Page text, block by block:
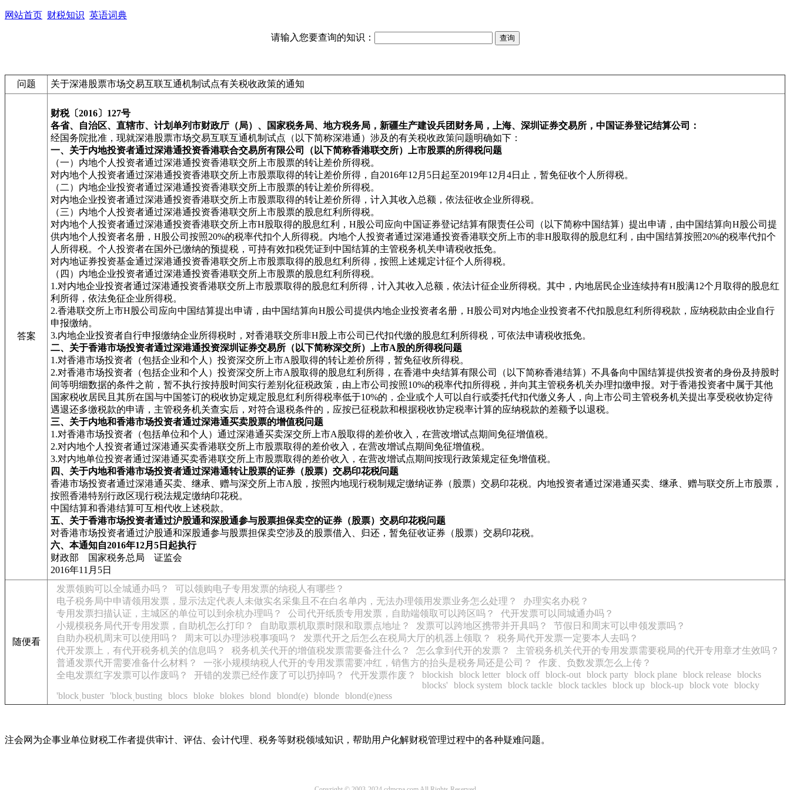
网站首页 财税知识 英语词典
请输入您要查询的知识：
问题 关于深港股票市场交易互联互通机制试点有关税收政策的通知
答案
财税〔2016〕127号
各省、自治区、直辖市、计划单列市财政厅（局）、国家税务局、地方税务局，新疆生产建设兵团财务局，上海、深圳证券交易所，中国证券登记结算公司：
经国务院批准，现就深港股票市场交易互联互通机制试点（以下简称深港通）涉及的有关税收政策问题明确如下：
一、关于内地投资者通过深港通投资香港联合交易所有限公司（以下简称香港联交所）上市股票的所得税问题
（一）内地个人投资者通过深港通投资香港联交所上市股票的转让差价所得税。
对内地个人投资者通过深港通投资香港联交所上市股票取得的转让差价所得，自2016年12月5日起至2019年12月4日止，暂免征收个人所得税。
（二）内地企业投资者通过深港通投资香港联交所上市股票的转让差价所得税。
对内地企业投资者通过深港通投资香港联交所上市股票取得的转让差价所得，计入其收入总额，依法征收企业所得税。
（三）内地个人投资者通过深港通投资香港联交所上市股票的股息红利所得税。
对内地个人投资者通过深港通投资香港联交所上市H股取得的股息红利，H股公司应向中国证券登记结算有限责任公司（以下简称中国结算）提出申请，由中国结算向H股公司提
供内地个人投资者名册，H股公司按照20%的税率代扣个人所得税。内地个人投资者通过深港通投资香港联交所上市的非H股取得的股息红利，由中国结算按照20%的税率代扣个
人所得税。个人投资者在国外已缴纳的预提税，可持有效扣税凭证到中国结算的主管税务机关申请税收抵免。
对内地证券投资基金通过深港通投资香港联交所上市股票取得的股息红利所得，按照上述规定计征个人所得税。
（四）内地企业投资者通过深港通投资香港联交所上市股票的股息红利所得税。
1.对内地企业投资者通过深港通投资香港联交所上市股票取得的股息红利所得，计入其收入总额，依法计征企业所得税。其中，内地居民企业连续持有H股满12个月取得的股息红
利所得，依法免征企业所得税。
2.香港联交所上市H股公司应向中国结算提出申请，由中国结算向H股公司提供内地企业投资者名册，H股公司对内地企业投资者不代扣股息红利所得税款，应纳税款由企业自行
申报缴纳。
3.内地企业投资者自行申报缴纳企业所得税时，对香港联交所非H股上市公司已代扣代缴的股息红利所得税，可依法申请税收抵免。
二、关于香港市场投资者通过深港通投资深圳证券交易所（以下简称深交所）上市A股的所得税问题
1.对香港市场投资者（包括企业和个人）投资深交所上市A股取得的转让差价所得，暂免征收所得税。
2.对香港市场投资者（包括企业和个人）投资深交所上市A股取得的股息红利所得，在香港中央结算有限公司（以下简称香港结算）不具备向中国结算提供投资者的身份及持股时
间等明细数据的条件之前，暂不执行按持股时间实行差别化征税政策，由上市公司按照10%的税率代扣所得税，并向其主管税务机关办理扣缴申报。对于香港投资者中属于其他
国家税收居民且其所在国与中国签订的税收协定规定股息红利所得税率低于10%的，企业或个人可以自行或委托代扣代缴义务人，向上市公司主管税务机关提出享受税收协定待
遇退还多缴税款的申请，主管税务机关查实后，对符合退税条件的，应按已征税款和根据税收协定税率计算的应纳税款的差额予以退税。
三、关于内地和香港市场投资者通过深港通买卖股票的增值税问题
1.对香港市场投资者（包括单位和个人）通过深港通买卖深交所上市A股取得的差价收入，在营改增试点期间免征增值税。
2.对内地个人投资者通过深港通买卖香港联交所上市股票取得的差价收入，在营改增试点期间免征增值税。
3.对内地单位投资者通过深港通买卖香港联交所上市股票取得的差价收入，在营改增试点期间按现行政策规定征免增值税。
四、关于内地和香港市场投资者通过深港通转让股票的证券（股票）交易印花税问题
香港市场投资者通过深港通买卖、继承、赠与深交所上市A股，按照内地现行税制规定缴纳证券（股票）交易印花税。内地投资者通过深港通买卖、继承、赠与联交所上市股票，
按照香港特别行政区现行税法规定缴纳印花税。
中国结算和香港结算可互相代收上述税款。
五、关于香港市场投资者通过沪股通和深股通参与股票担保卖空的证券（股票）交易印花税问题
对香港市场投资者通过沪股通和深股通参与股票担保卖空涉及的股票借入、归还，暂免征收证券（股票）交易印花税。
六、本通知自2016年12月5日起执行
财政部 国家税务总局 证监会
2016年11月5日
随便看
发票领购可以全城通办吗？
可以领购电子专用发票的纳税人有哪些？
电子税务局中申请领用发票，显示法定代表人未做实名采集且不在白名单内，无法办理领用发票业务怎么处理？
办理实名办税？
专用发票扫描认证，主城区的单位可以到余杭办理吗？
公司代开纸质专用发票，自助端领取可以跨区吗？
代开发票可以同城通办吗？
小规模税务局代开专用发票，自助机怎么打印？
自助取票机取票时限和取票点地址？ 发票可以跨地区携带并开具吗？
节假日和周末可以申领发票吗？
自助办税机周末可以使用吗？
周末可以办理涉税事项吗？ 发票代开之后怎么在税局大厅的机器上领取？
税务局代开发票一定要本人去吗？
代开发票上，有代开税务机关的信息吗？
税务机关代开的增值税发票需要备注什么？ 怎么拿到代开的发票？
主管税务机关代开的专用发票需要税局的代开专用章才生效吗？
普通发票代开需要准备什么材料？
一张小规模纳税人代开的专用发票需要冲红，销售方的抬头是税务局还是公司？
作废、负数发票怎么上传？
全电发票红字发票可以作废吗？
开错的发票已经作废了可以扔掉吗？ 代开发票作废？ blockish block letter block off block-out block party block plane block release blocks
blocks'
block system block tackle block tackles block up block-up block vote blocky
'blockˌbuster 'blockˌbusting blocs bloke blokes blond blond(e) blonde blond(e)ness
注会网为企事业单位财税工作者提供审计、评估、会计代理、税务等财税领域知识，帮助用户化解财税管理过程中的各种疑难问题。